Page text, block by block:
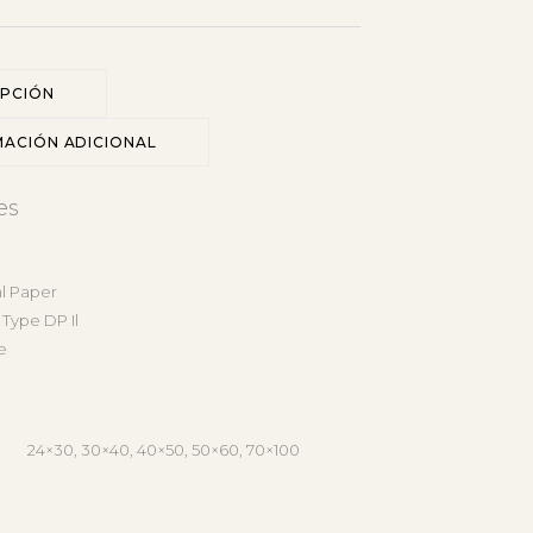
ADICIONAL
Paper
DP Il
24×30, 30×40, 40×50, 50×60, 70×100